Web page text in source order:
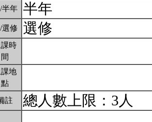
半年 半年
選修 選修
課時
間
課地
點
註 總人數上限：3人